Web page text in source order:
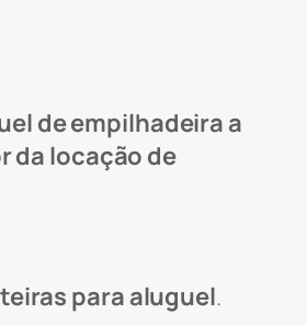
de empilhadeira a
da locação de
para aluguel.